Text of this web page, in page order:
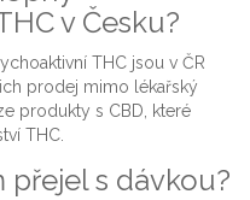
v Česku?
THC jsou v ČR
prodej mimo lékařský
produkty s CBD, které
THC.
přejel s dávkou?